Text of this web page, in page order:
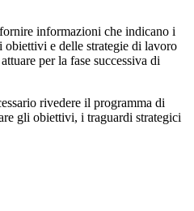
informazioni che indicano i
e delle strategie di lavoro
per la fase successiva di
rivedere il programma di
gli obiettivi, i traguardi strategici